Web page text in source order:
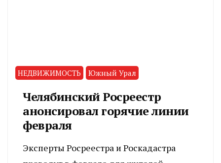
НЕДВИЖИМОСТЬ Южный Урал
Челябинский Росреестр
анонсировал горячие линии
февраля
Эксперты Росреестра и Роскадастра